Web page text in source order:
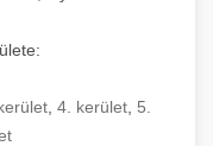
komplett
és komplett
4. kerület 5.